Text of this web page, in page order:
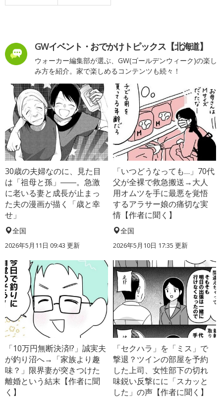
GWイベント・おでかけトピックス【北海道】
ウォーカー編集部が選ぶ、GW(ゴールデンウィーク)の楽し
み方を紹介。家で楽しめるコンテンツも続々！
30歳の夫婦なのに、見た目
は「祖母と孫」――。急激
に老いる妻と成長が止まっ
た夫の漫画が描く「歳と幸
せ」
全国
2026年5月11日 09:43 更新
「いつどうなっても…」70代
父が全裸で救急搬送→大人
用オムツを手に最悪を覚悟
するアラサー娘の痛切な実
情【作者に聞く】
全国
2026年5月10日 17:35 更新
「10万円無断決済!?」誠実夫
が釣り沼へ→「家族より趣
味？」限界妻が突きつけた
離婚という結末【作者に聞
く】
「セクハラ」を「ミス」で
撃退？ツインの部屋を予約
した上司、女性部下の切れ
味鋭い反撃にに「スカッと
した」の声【作者に聞く】